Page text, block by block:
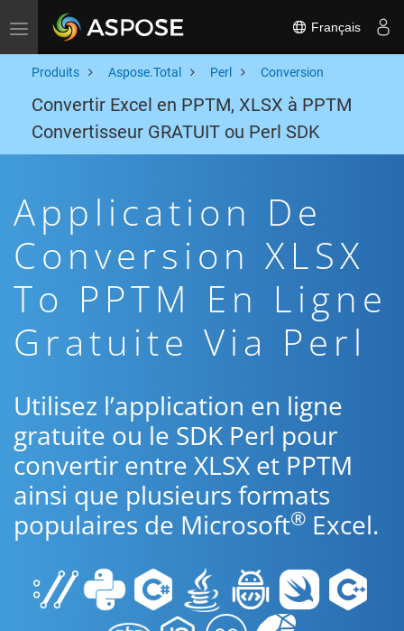
Toggle navigation Français
Produits Aspose.Total Perl Conversion
Convertir Excel en PPTM, XLSX à PPTM
Convertisseur GRATUIT ou Perl SDK
Application De
Conversion XLSX
To PPTM En Ligne
Gratuite Via Perl
Utilisez l’application en ligne
gratuite ou le SDK Perl pour
convertir entre XLSX et PPTM
ainsi que plusieurs formats
populaires de Microsoft® Excel.